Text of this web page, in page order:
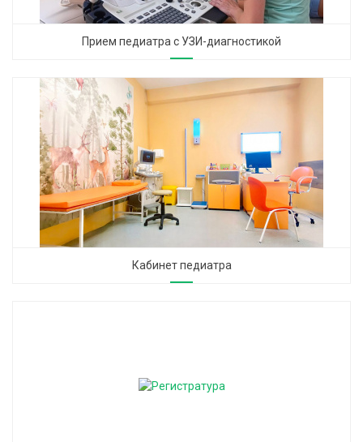
Прием педиатра с УЗИ-диагностикой
Кабинет педиатра